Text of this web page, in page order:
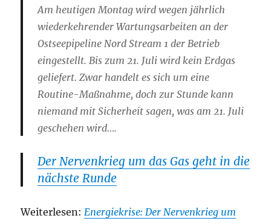
Am heutigen Montag wird wegen jährlich
wiederkehrender Wartungsarbeiten an der
Ostseepipeline Nord Stream 1 der Betrieb
eingestellt. Bis zum 21. Juli wird kein Erdgas
geliefert. Zwar handelt es sich um eine
Routine-Maßnahme, doch zur Stunde kann
niemand mit Sicherheit sagen, was am 21. Juli
geschehen wird….
Der Nervenkrieg um das Gas geht in die
nächste Runde
Weiterlesen:Energiekrise: Der Nervenkrieg um